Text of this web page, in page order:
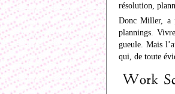
résolution,
Donc Miller, a
plannings.
gueule. Mais
qui, de toute